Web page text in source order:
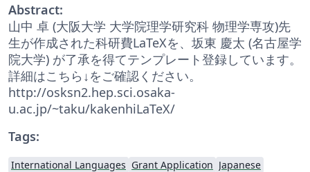
Abstract:
山中 卓 (大阪大学 大学院理学研究科 物理学専攻)先
生が作成された科研費LaTeXを、坂東 慶太 (名古屋学
院大学) が了承を得てテンプレート登録しています。
詳細はこちら↓をご確認ください。
http://osksn2.hep.sci.osaka-
u.ac.jp/~taku/kakenhiLaTeX/
Tags:
International Languages Grant Application Japanese